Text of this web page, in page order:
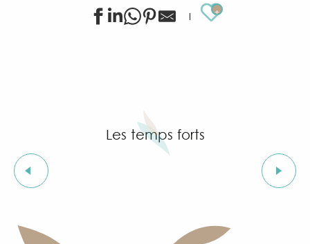
Ajouter
Stage de golf pour enfants à Golf Up
Exposition de Siegward Sprotte & Stefan Szczesny
Apéro tapas sous la pinède & music live
Soirée "Latinight" à l'After Beach
Grimaud Art Urbain - Festival de street art
Marché à Port Grimaud
Les temps forts